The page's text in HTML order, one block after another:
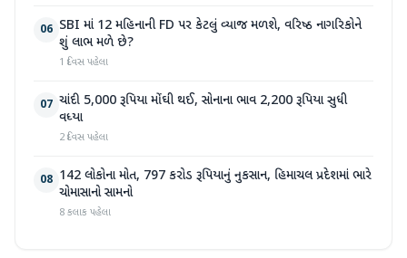
06 SBI માં 12 મહિનાની FD પર કેટલું વ્યાજ મળશે, વરિષ્ઠ નાગરિકોને
શું લાભ મળે છે?
1 દિવસ પહેલા
07 ચાંદી 5,000 રૂપિયા મોંઘી થઈ, સોનાના ભાવ 2,200 રૂપિયા સુધી
વધ્યા
2 દિવસ પહેલા
08 142 લોકોના મોત, 797 કરોડ રૂપિયાનું નુકસાન, હિમાચલ પ્રદેશમાં ભારે
ચોમાસાનો સામનો
8 કલાક પહેલા